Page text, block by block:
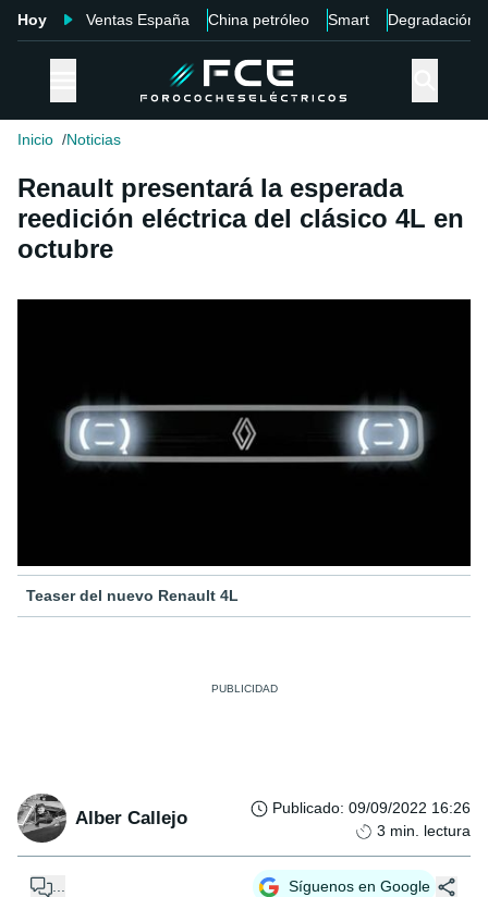
Hoy Ventas España China petróleo Smart Degradación
Inicio Noticias
Renault presentará la esperada
reedición eléctrica del clásico 4L en
octubre
Teaser del nuevo Renault 4L
Alber Callejo Publicado: 09/09/2022 16:26
3 min. lectura
... Síguenos en Google